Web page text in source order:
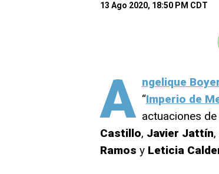
13 Ago 2020, 18:50 PM CDT
A ngelique
“Imperio de
actuaciones de
Castillo, Javier Jattín,
Ramos y Leticia